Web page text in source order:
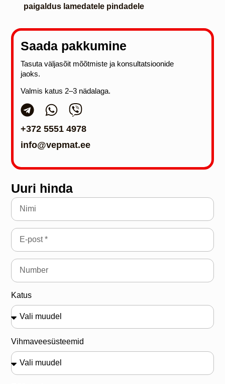
paigaldus lamedatele pindadele
Saada pakkumine
Tasuta väljasõit mõõtmiste ja konsultatsioonide
jaoks.
Valmis katus 2–3 nädalaga.
+372 5551 4978
info@vepmat.ee
Uuri hinda
Katus
Vihmaveesüsteemid